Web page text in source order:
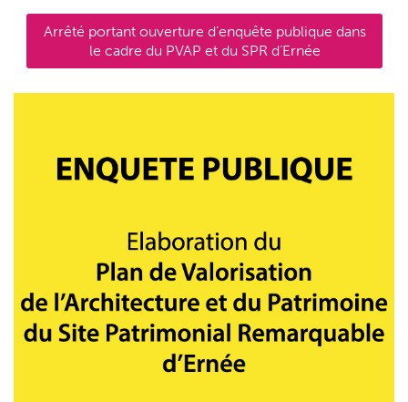
Arrêté portant ouverture d’enquête publique dans
le cadre du PVAP et du SPR d’Ernée